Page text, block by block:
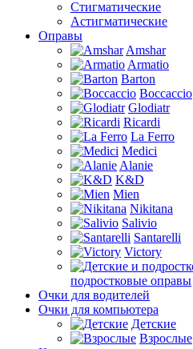
Стигматические
Астигматические
Оправы
Amshar
Armatio
Barton
Boccaccio
Glodiatr
Ricardi
La Ferro
Medici
Alanie
K&D
Mien
Nikitana
Salivio
Santarelli
Victory
подростковые оправы
Очки для водителей
Очки для компьютера
Детские
Взрослые